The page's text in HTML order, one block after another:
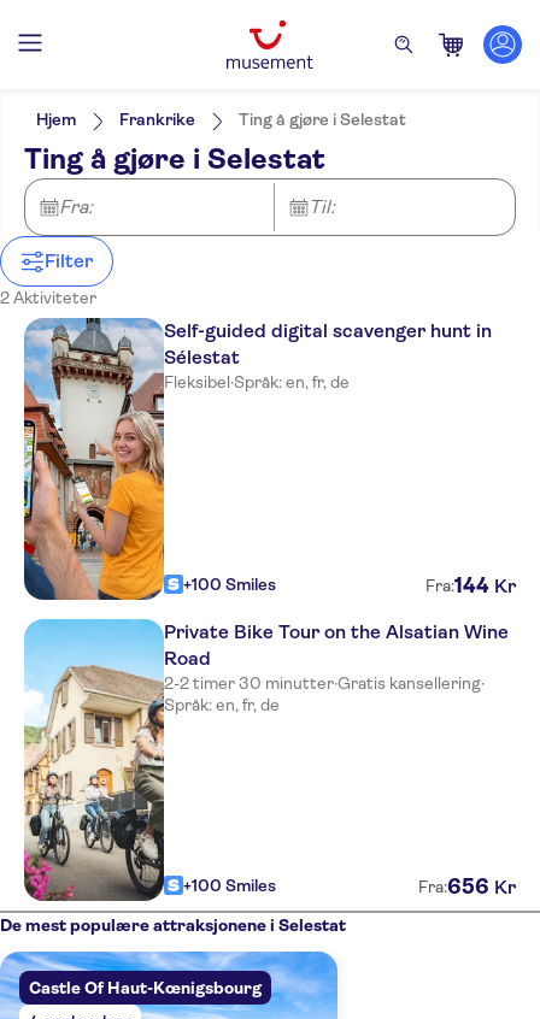
Filters
NO-PICKUP
Alternativer
Lokalt særpreg
Privat rundtur
Elektronisk billett
Guidet rundtur
Små Grupper
Gratis kansellering
Aktiviteter
Vandringer og
Opplevelser for de lokale
Utflukter og dagsturer
Aktivitetsspråk
French
Hjem Frankrike Ting å gjøre i Selestat
Ting å gjøre i Selestat
Fra: Til:
Filter
2 Aktiviteter
Self-guided digital scavenger hunt in
Sélestat
Fleksibel·Språk: en, fr, de
+100 Smiles Fra:144 Kr
Private Bike Tour on the Alsatian Wine
Road
2-2 timer 30 minutter·Gratis kansellering·
Språk: en, fr, de
+100 Smiles Fra:656 Kr
De mest populære attraksjonene i Selestat
Castle Of Haut-Kœnigsbourg